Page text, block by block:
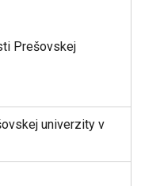
Prešovskej
univerzity v